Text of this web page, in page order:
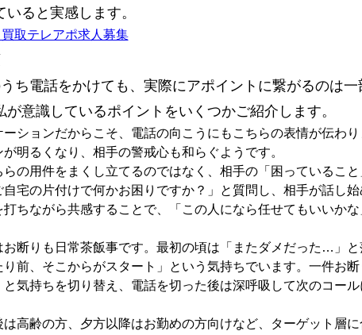
ると実感します。
ち電話をかけても、実際にアポイントに繋がるのは一
意識しているポイントをいくつかご紹介します。
ーションだからこそ、電話の向こうにもこちらの表情が伝わり
明るくなり、相手の警戒心も和らぐようです。
らの用件をまくし立てるのではなく、相手の「困っているこ
宅の片付けで何かお困りですか？」と質問し、相手が話し始
ちながら共感することで、「この人になら任せてもいいかな
お断りも日常茶飯事です。最初の頃は「またダメだった…」と
前、そこからがスタート」という気持ちでいます。一件お
気持ちを切り替え、電話を切った後は深呼吸して次のコール
は高齢の方、夕方以降はお勤めの方向けなど、ターゲット層